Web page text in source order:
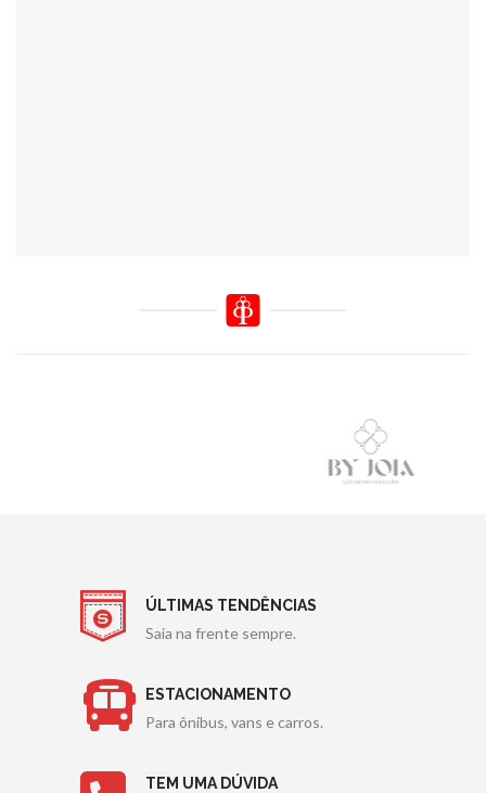
ÚLTIMAS TENDÊNCIAS
Saia na frente sempre.
ESTACIONAMENTO
Para ônibus, vans e carros.
TEM UMA DÚVIDA